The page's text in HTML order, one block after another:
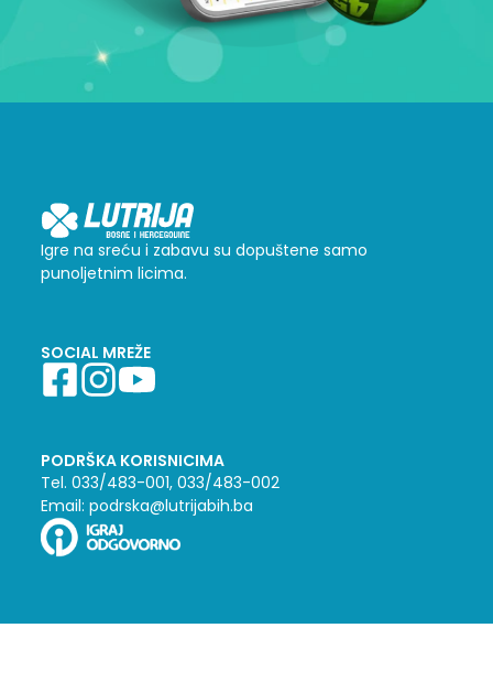
Igre na sreću i zabavu su dopuštene samo
punoljetnim licima.
SOCIAL MREŽE
PODRŠKA KORISNICIMA
Tel. 033/483-001, 033/483-002
Email: podrska@lutrijabih.ba